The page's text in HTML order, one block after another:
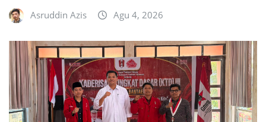
Asruddin Azis Agu 4, 2026